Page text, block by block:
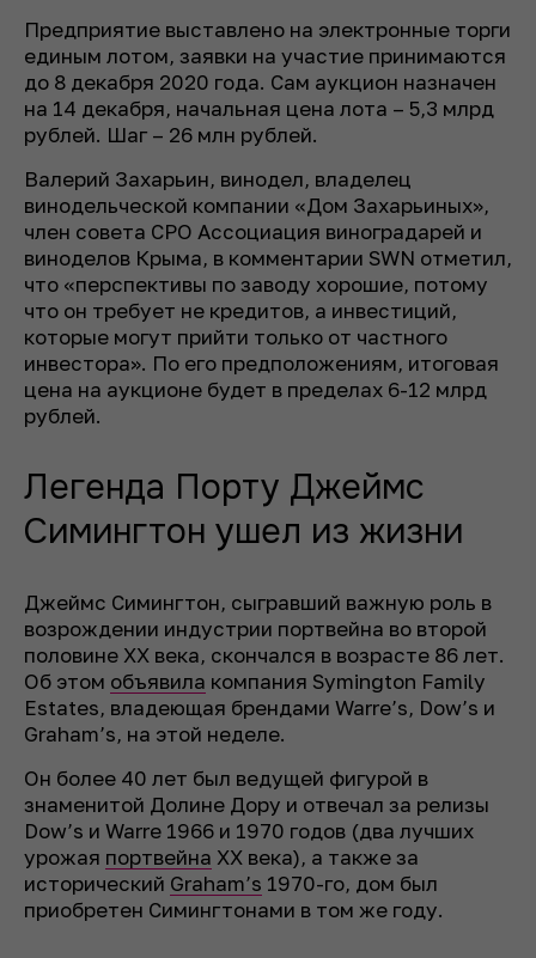
Предприятие выставлено на электронные торги
единым лотом, заявки на участие принимаются
до 8 декабря 2020 года. Сам аукцион назначен
на 14 декабря, начальная цена лота – 5,3 млрд
рублей. Шаг – 26 млн рублей.
Валерий Захарьин, винодел, владелец
винодельческой компании «Дом Захарьиных»,
член совета СРО Ассоциация виноградарей и
виноделов Крыма, в комментарии SWN отметил,
что «перспективы по заводу хорошие, потому
что он требует не кредитов, а инвестиций,
которые могут прийти только от частного
инвестора». По его предположениям, итоговая
цена на аукционе будет в пределах 6-12 млрд
рублей.
Легенда Порту Джеймс
Симингтон ушел из жизни
Джеймс Симингтон, сыгравший важную роль в
возрождении индустрии портвейна во второй
половине ХХ века, скончался в возрасте 86 лет.
Об этом объявила компания Symington Family
Estates, владеющая брендами Warre’s, Dow’s и
Graham’s, на этой неделе.
Он более 40 лет был ведущей фигурой в
знаменитой Долине Дору и отвечал за релизы
Dow’s и Warre 1966 и 1970 годов (два лучших
урожая портвейна ХХ века), а также за
исторический Graham’s 1970-го, дом был
приобретен Симингтонами в том же году.